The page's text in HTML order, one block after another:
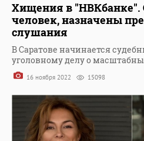
Хищения в "НВКбанке".
человек, назначены
слушания
В Саратове начинается
уголовному делу о
16 ноября 2022 15098